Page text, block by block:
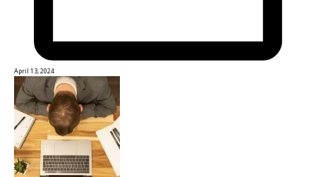
April 13, 2024